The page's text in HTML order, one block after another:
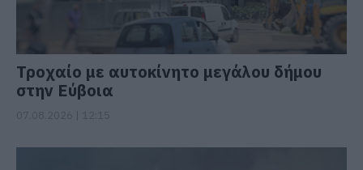
Τροχαίο με αυτοκίνητο μεγάλου δήμου
στην Εύβοια